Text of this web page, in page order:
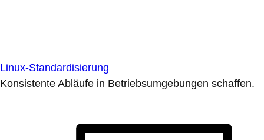
Linux-Standardisierung
Konsistente Abläufe in Betriebsumgebungen schaffen.